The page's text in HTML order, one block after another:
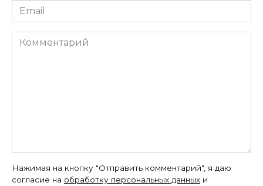
Email
*
Комментарий
Нажимая на кнопку "Отправить комментарий", я даю
согласие на обработку персональных данных и